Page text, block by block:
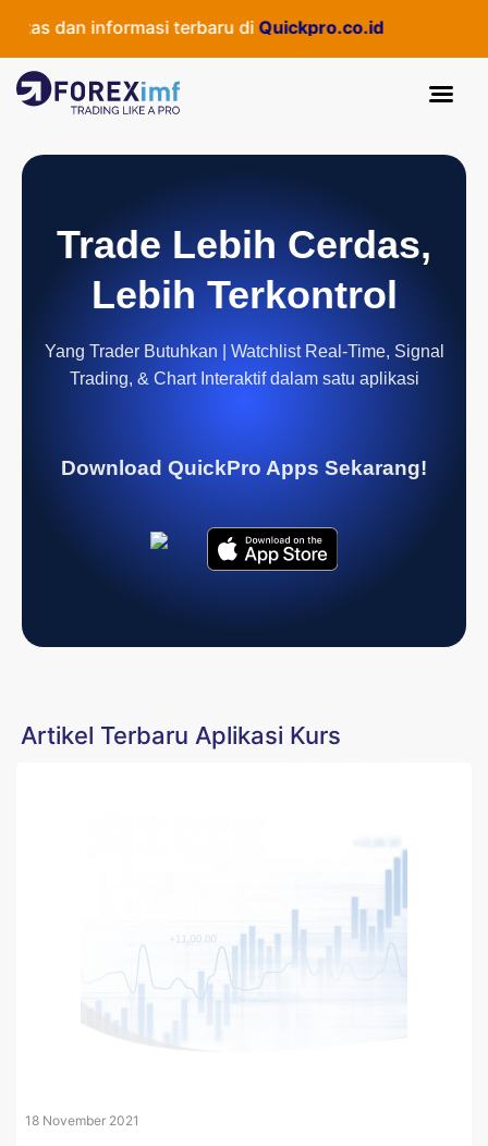
dan informasi terbaru diQuickpro.co.id
Trade Lebih Cerdas,
Lebih Terkontrol
Yang Trader Butuhkan | Watchlist Real-Time, Signal
Trading, & Chart Interaktif dalam satu aplikasi
Download QuickPro Apps Sekarang!
Artikel Terbaru Aplikasi Kurs
18 November 2021